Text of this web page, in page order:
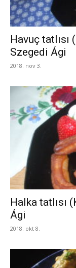
Havuç
Szegedi Ági
2018. nov 3.
Halka tatlısı
Ági
2018. okt 8.